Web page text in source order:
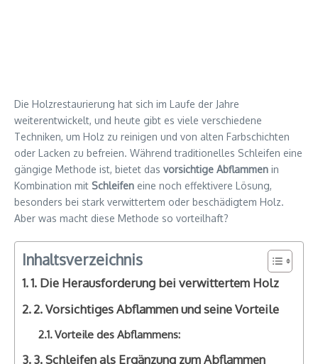
Die Holzrestaurierung hat sich im Laufe der Jahre
weiterentwickelt, und heute gibt es viele verschiedene
Techniken, um Holz zu reinigen und von alten Farbschichten
oder Lacken zu befreien. Während traditionelles Schleifen eine
gängige Methode ist, bietet das vorsichtige Abflammen in
Kombination mit Schleifen eine noch effektivere Lösung,
besonders bei stark verwittertem oder beschädigtem Holz.
Aber was macht diese Methode so vorteilhaft?
Inhaltsverzeichnis
1. Die Herausforderung bei verwittertem Holz
2. Vorsichtiges Abflammen und seine Vorteile
Vorteile des Abflammens:
3. Schleifen als Ergänzung zum Abflammen